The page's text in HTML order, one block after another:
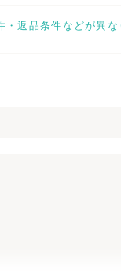
・返品条件などが異